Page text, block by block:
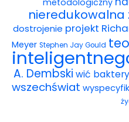
Spis
Konferencje,
nieredukowalna
dostrojenie projekt
Meyer Stephen Jay Gould
A. Dembski wić
wszechświat